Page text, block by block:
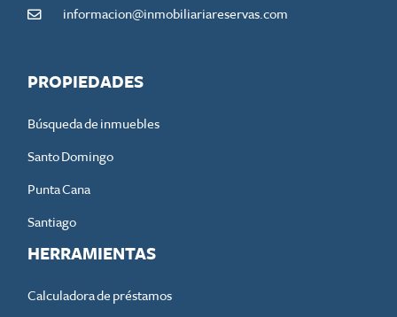
informacion@inmobiliariareservas.com
PROPIEDADES
Búsqueda de inmuebles
Santo Domingo
Punta Cana
Santiago
HERRAMIENTAS
Calculadora de préstamos